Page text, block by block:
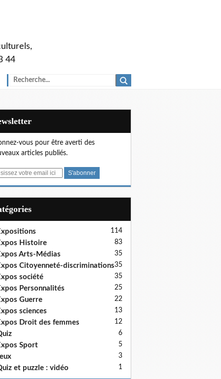
44
vous pour être averti des
articles publiés.
114
Histoire 83
Arts-Médias 35
Citoyenneté-discriminations35
société 35
Personnalités 25
Guerre 22
sciences 13
Droit des femmes 12
6
Sport 5
3
et puzzle : vidéo 1